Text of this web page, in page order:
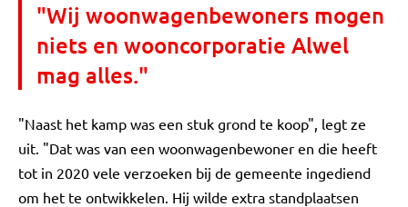
"Wij woonwagenbewoners mogen
niets en wooncorporatie Alwel
mag alles."
"Naast het kamp was een stuk grond te koop", legt ze
uit. "Dat was van een woonwagenbewoner en die heeft
tot in 2020 vele verzoeken bij de gemeente ingediend
om het te ontwikkelen. Hij wilde extra standplaatsen